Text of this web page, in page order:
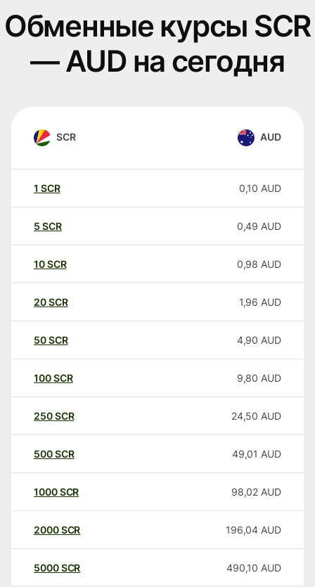
Обменные курсы SCR
— AUD на сегодня
SCR AUD
1 SCR 0,10 AUD
5 SCR 0,49 AUD
10SCR 0,98 AUD
20SCR 1,96 AUD
50SCR 4,90 AUD
100SCR 9,80 AUD
250SCR 24,50 AUD
500SCR 49,01 AUD
1000SCR 98,02 AUD
2000SCR 196,04 AUD
5000SCR 490,10 AUD